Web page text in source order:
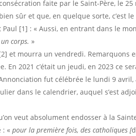
faite par le Saint-Père, le
sûr et que, en quelque sorte, c’est
[1] : « Aussi, en entrant dans le
un corps.»
et mourra un vendredi. Remarquons
En 2021 c’était un jeudi, en 2023 ce
fut célébrée le lundi 9
dans le calendrier, auquel s’est
veut absolument endosser à la
: «pour la première fois, des catholiques [